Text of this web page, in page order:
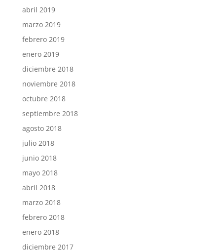
abril 2019
marzo 2019
febrero 2019
enero 2019
diciembre 2018
noviembre 2018
octubre 2018
septiembre 2018
agosto 2018
julio 2018
junio 2018
mayo 2018
abril 2018
marzo 2018
febrero 2018
enero 2018
diciembre 2017